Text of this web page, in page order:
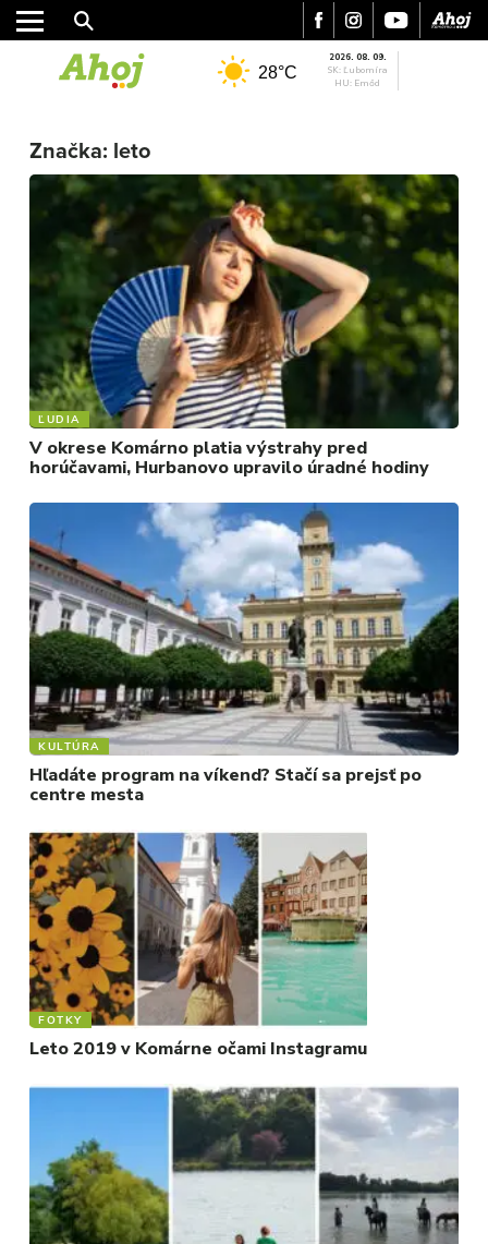
MESTO
REGIÓN
ŠPORT
KULTÚRA
FOTKY
VIDEO
MIX
28°C
2026. 08. 09.
SK: Ľubomíra
HU: Emőd
Značka: leto
ĽUDIA
V okrese Komárno platia výstrahy pred
horúčavami, Hurbanovo upravilo úradné hodiny
KULTÚRA
Hľadáte program na víkend? Stačí sa prejsť po
centre mesta
FOTKY
Leto 2019 v Komárne očami Instagramu